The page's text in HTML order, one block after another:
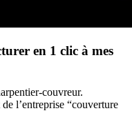
en 1 clic à mes
couvreur.
l’entreprise “couverture